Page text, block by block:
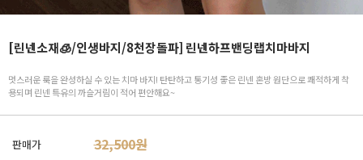
[린넨소재🧊/인생바지/8천장돌파] 린넨하프밴딩랩치마바지
멋스러운 룩을 완성하실 수 있는 치마 바지! 탄탄하고 통기성 좋은 린넨 혼방 원단으로 쾌적하게 착
용되며 린넨 특유의 까슬거림이 적어 편안해요~
판매가 32,500원